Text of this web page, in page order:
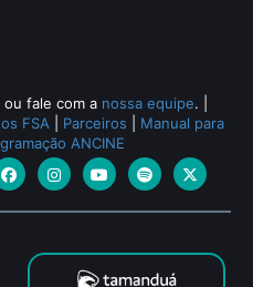
ou fale com a nossa equipe.
FSA Parceiros
Manual para
ANCINE